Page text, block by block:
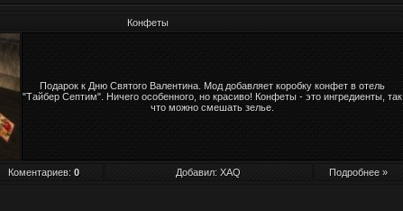
Конфеты
Подарок к Дню Святого Валентина. Мод добавляет коробку конфет в отель
"Тайбер Септим". Ничего особенного, но красиво! Конфеты - это ингредиенты, так
что можно смешать зелье.
Коментариев: 0 Добавил: XAQ Подробнее »